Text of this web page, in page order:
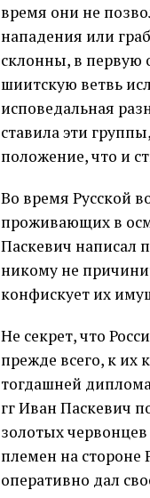
время они не
нападения или
склонны, в первую
шиитскую ветвь
исповедальная
ставила эти
положение, что и
Во время Русской
проживающих в
Паскевич написал
никому не
конфискует их
Не секрет, что
прежде всего, к
тогдашней
гг Иван Паскевич
золотых
племен на стороне
оперативно дал